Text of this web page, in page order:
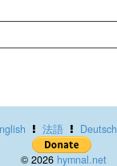
法語 Deutsch
© 2026 hymnal.net